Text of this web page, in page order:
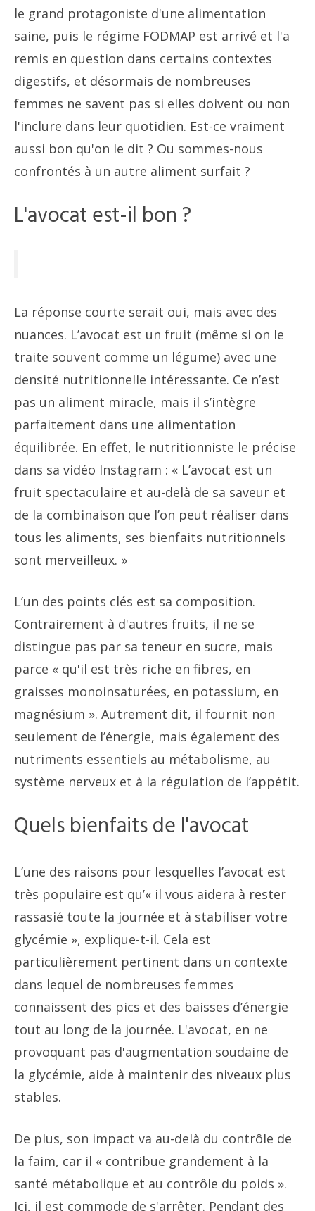
le grand protagoniste d'une alimentation
saine, puis le régime FODMAP est arrivé et l'a
remis en question dans certains contextes
digestifs, et désormais de nombreuses
femmes ne savent pas si elles doivent ou non
l'inclure dans leur quotidien. Est-ce vraiment
aussi bon qu'on le dit ? Ou sommes-nous
confrontés à un autre aliment surfait ?
L'avocat est-il bon ?
La réponse courte serait oui, mais avec des
nuances. L’avocat est un fruit (même si on le
traite souvent comme un légume) avec une
densité nutritionnelle intéressante. Ce n’est
pas un aliment miracle, mais il s’intègre
parfaitement dans une alimentation
équilibrée. En effet, le nutritionniste le précise
dans sa vidéo Instagram : « L’avocat est un
fruit spectaculaire et au-delà de sa saveur et
de la combinaison que l’on peut réaliser dans
tous les aliments, ses bienfaits nutritionnels
sont merveilleux. »
L’un des points clés est sa composition.
Contrairement à d'autres fruits, il ne se
distingue pas par sa teneur en sucre, mais
parce « qu'il est très riche en fibres, en
graisses monoinsaturées, en potassium, en
magnésium ». Autrement dit, il fournit non
seulement de l’énergie, mais également des
nutriments essentiels au métabolisme, au
système nerveux et à la régulation de l’appétit.
Quels bienfaits de l'avocat
L’une des raisons pour lesquelles l’avocat est
très populaire est qu’« il vous aidera à rester
rassasié toute la journée et à stabiliser votre
glycémie », explique-t-il. Cela est
particulièrement pertinent dans un contexte
dans lequel de nombreuses femmes
connaissent des pics et des baisses d’énergie
tout au long de la journée. L'avocat, en ne
provoquant pas d'augmentation soudaine de
la glycémie, aide à maintenir des niveaux plus
stables.
De plus, son impact va au-delà du contrôle de
la faim, car il « contribue grandement à la
santé métabolique et au contrôle du poids ».
Ici, il est commode de s'arrêter. Pendant des